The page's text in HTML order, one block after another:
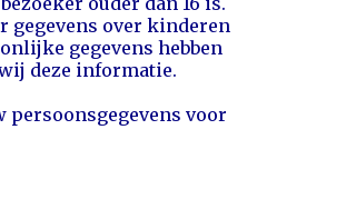
gegevens over kinderen
gegevens hebben
deze informatie.
voor